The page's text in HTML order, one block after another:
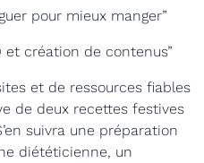
pour mieux manger”
et création de contenus”
et de ressources fiables
de deux recettes festives
suivra une préparation
diététicienne, un